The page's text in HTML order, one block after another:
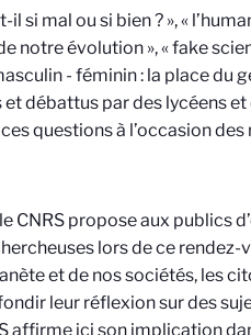
il si mal ou si bien ? », «
notre évolution », « fake
- féminin : la place du
débattus par des lycéens
questions à l’occasion
CNRS propose aux publics
lors de ce rendez-
et de nos sociétés, les
leur réflexion sur des
affirme ici son implication